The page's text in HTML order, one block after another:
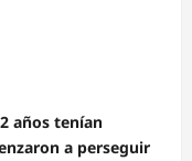
años tenían
a perseguir